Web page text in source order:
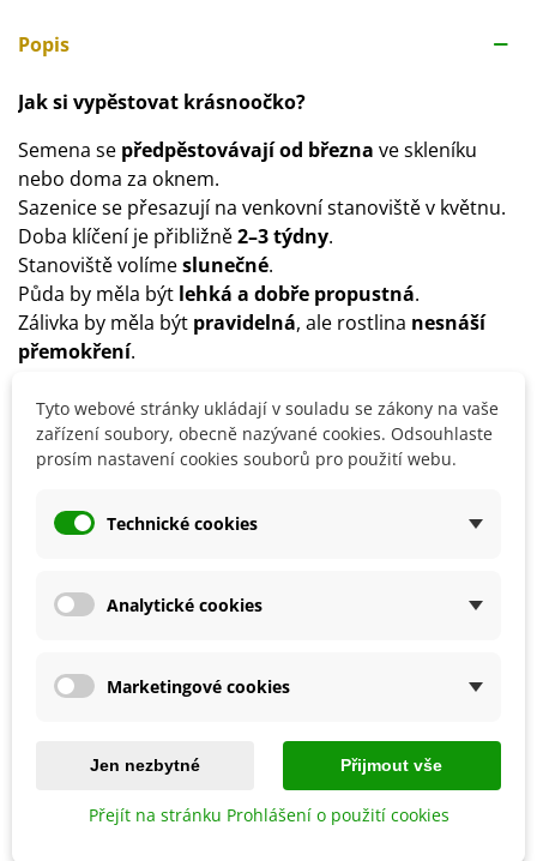
Popis
Jak si vypěstovat krásnoočko?
Semena se předpěstovávají od března ve skleníku
nebo doma za oknem.
Sazenice se přesazují na venkovní stanoviště v květnu.
Doba klíčení je přibližně2–3 týdny.
Stanoviště volímeslunečné.
Půda by měla být lehká a dobře propustná.
Zálivka by měla být pravidelná, ale rostlina nesnáší
přemokření.
Detaily produktu
SOUVISEJÍCÍ PRODUKTY
Tyto webové stránky ukládají v souladu se zákony na vaše
zařízení soubory, obecně nazývané cookies. Odsouhlaste
prosím nastavení cookies souborů pro použití webu.
Technické cookies
Analytické cookies
Marketingové cookies
Jen nezbytné Přijmout vše
Přejít na stránku Prohlášení o použití cookies